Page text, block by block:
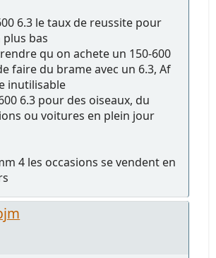
6.3 le taux de reussite pour
bas
qu on achete un 150-600
faire du brame avec un 6.3, Af
inutilisable
6.3 pour des oiseaux, du
ou voitures en plein jour
4 les occasions se vendent en